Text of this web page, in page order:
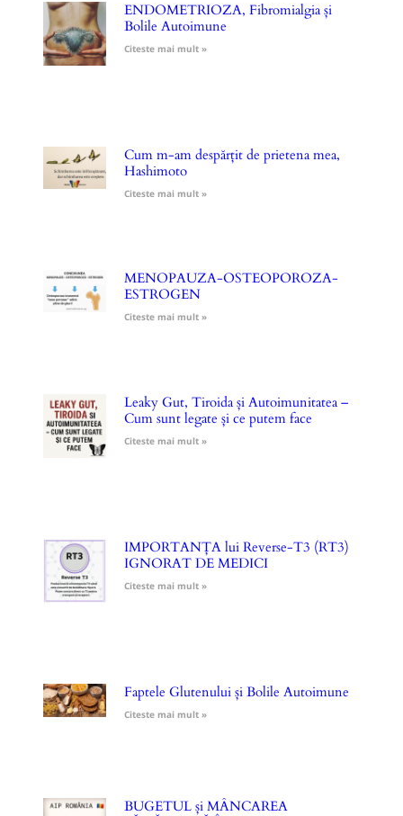
ENDOMETRIOZA, Fibromialgia și
Bolile Autoimune
Citeste mai mult »
Cum m-am despărțit de prietena mea,
Hashimoto
Citeste mai mult »
MENOPAUZA-OSTEOPOROZA-
ESTROGEN
Citeste mai mult »
Leaky Gut, Tiroida și Autoimunitatea –
Cum sunt legate și ce putem face
Citeste mai mult »
IMPORTANȚA lui Reverse-T3 (RT3)
IGNORAT DE MEDICI
Citeste mai mult »
Faptele Glutenului și Bolile Autoimune
Citeste mai mult »
BUGETUL și MÂNCAREA